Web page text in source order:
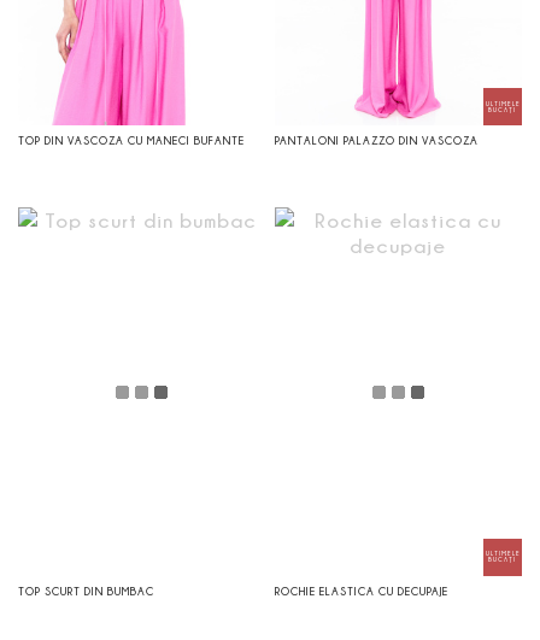
TOP DIN VASCOZA CU MANECI BUFANTE PANTALONI PALAZZO DIN VASCOZA
TOP SCURT DIN BUMBAC ROCHIE ELASTICA CU DECUPAJE